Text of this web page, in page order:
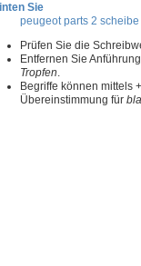
Sie
peugeot parts 2
Prüfen Sie die
Entfernen Sie
Tropfen.
Begriffe können mittels
Übereinstimmung für